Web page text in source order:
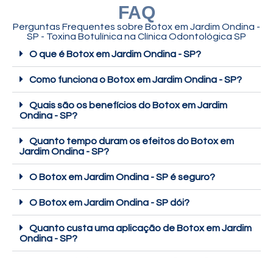
FAQ
Perguntas Frequentes sobre Botox em Jardim Ondina -
SP - Toxina Botulínica na Clínica Odontológica SP
O que é Botox em Jardim Ondina - SP?
Como funciona o Botox em Jardim Ondina - SP?
Quais são os benefícios do Botox em Jardim
Ondina - SP?
Quanto tempo duram os efeitos do Botox em
Jardim Ondina - SP?
O Botox em Jardim Ondina - SP é seguro?
O Botox em Jardim Ondina - SP dói?
Quanto custa uma aplicação de Botox em Jardim
Ondina - SP?